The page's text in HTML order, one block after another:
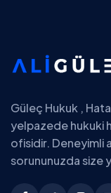
Güleç Hukuk ,
yelpazede hukuki
ofisidir. Deneyimli
sorununuzda size